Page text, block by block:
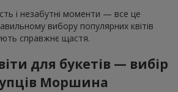
і незабутні моменти — все це
вибору популярних квітів
справжнє щастя.
для букетів — вибір
Моршина